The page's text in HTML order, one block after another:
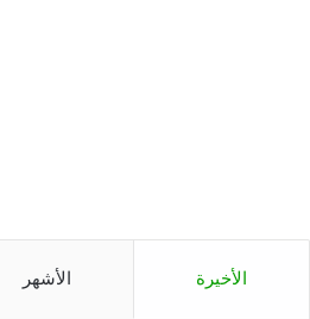
الأخيرة الأشهر